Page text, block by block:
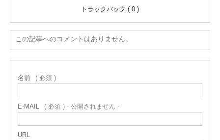
トラックバック ( 0 )
この記事へのコメントはありません。
名前 ( 必須 )
E-MAIL ( 必須 ) - 公開されません -
URL